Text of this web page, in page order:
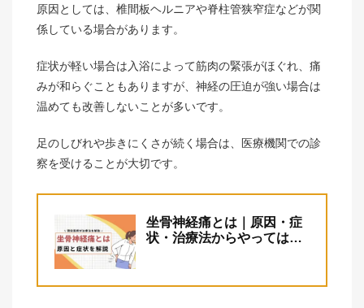
原因としては、椎間板ヘルニアや脊柱管狭窄症などが関
係している場合があります。
症状が軽い場合は入浴によって筋肉の緊張がほぐれ、痛
みが和らぐこともありますが、神経の圧迫が強い場合は
温めても改善しないことが多いです。
足のしびれや歩きにくさが続く場合は、医療機関での診
察を受けることが大切です。
坐骨神経痛とは｜原因・症
状・治療法からやってはい